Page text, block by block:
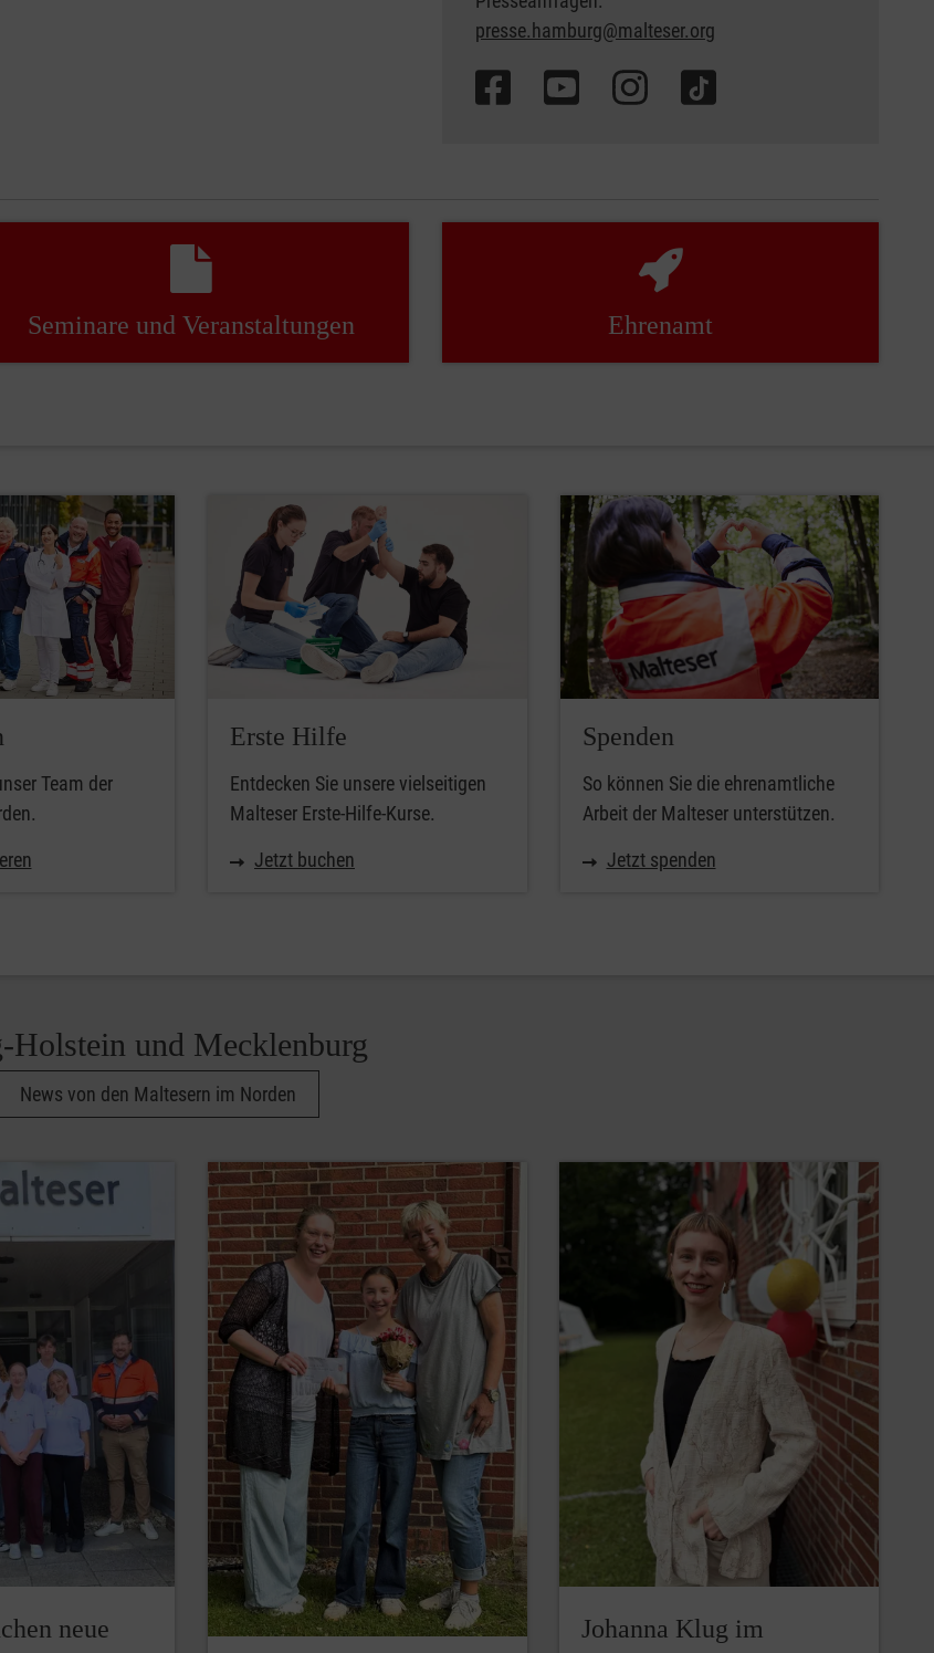
presse.hamburg@malteser.org
Seminare und Veranstaltungen Ehrenamt
Team der
Erste Hilfe
Entdecken Sie unsere vielseitigen
Malteser Erste-Hilfe-Kurse.
Jetzt buchen
Spenden
So können Sie die ehrenamtliche
Arbeit der Malteser unterstützen.
Jetzt spenden
Holstein und Mecklenburg
News von den Maltesern im Norden
neue
Johanna Klug im